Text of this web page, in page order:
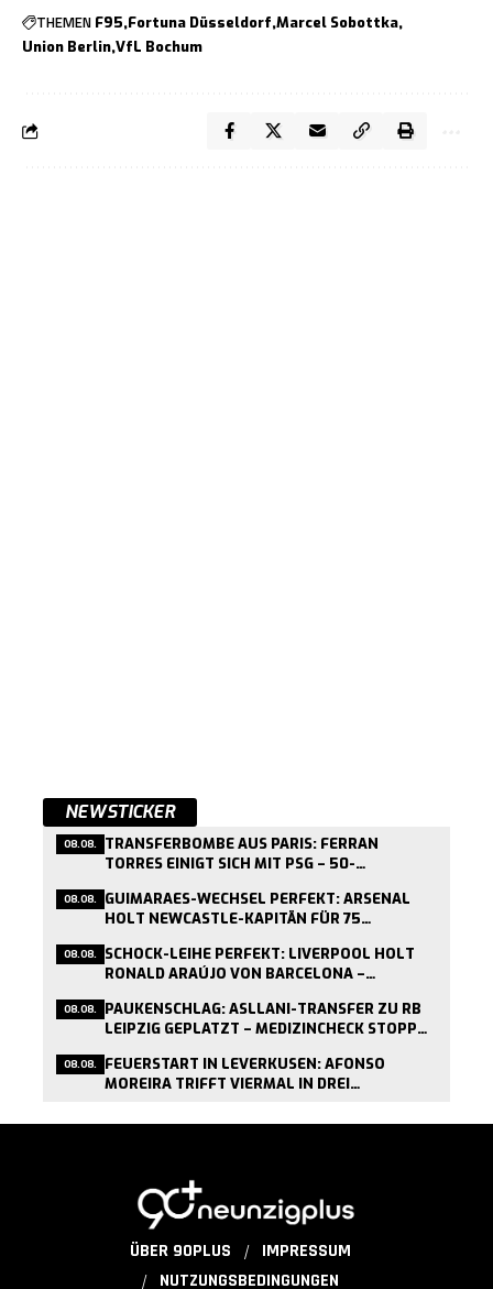
THEMEN F95 Fortuna Düsseldorf Marcel Sobottka
Union Berlin VfL Bochum
NEWSTICKER
08.08. TRANSFERBOMBE AUS PARIS: FERRAN
TORRES EINIGT SICH MIT PSG – 50-
08.08. GUIMARAES-WECHSEL PERFEKT: ARSENAL
HOLT NEWCASTLE-KAPITÄN FÜR 75
08.08. SCHOCK-LEIHE PERFEKT: LIVERPOOL HOLT
RONALD ARAÚJO VON BARCELONA –
08.08. PAUKENSCHLAG: ASLLANI-TRANSFER ZU RB
LEIPZIG GEPLATZT – MEDIZINCHECK STOPPT
08.08. FEUERSTART IN LEVERKUSEN: AFONSO
MOREIRA TRIFFT VIERMAL IN DREI
ÜBER 90PLUS
IMPRESSUM
NUTZUNGSBEDINGUNGEN